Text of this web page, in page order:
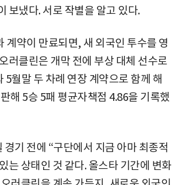
보냈다. 서로 작별을 알고 있다.
계약이 만료되면, 새 외국인 투수를 영
러클린은 개막 전에 부상 대체 선수로
5월말 두 차례 연장 계약으로 함께 해
해 5승 5패 평균자책점 4.86을 기록했
경기 전에 “구단에서 지금 아마 최종적
는 상태인 것 같다. 올스타 기간에 변화